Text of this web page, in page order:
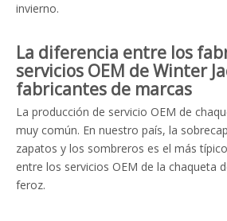
invierno.
La diferencia entre los
servicios OEM de Winter
fabricantes de marcas
La producción de servicio OEM de
muy común. En nuestro país, la
zapatos y los sombreros es el más
entre los servicios OEM de la chaqueta
feroz.